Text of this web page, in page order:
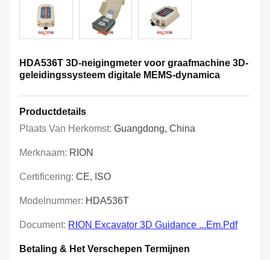
HDA536T 3D-neigingmeter voor graafmachine 3D-
geleidingssysteem digitale MEMS-dynamica
Productdetails
Plaats Van Herkomst: Guangdong, China
Merknaam: RION
Certificering: CE, ISO
Modelnummer: HDA536T
Document: RION Excavator 3D Guidance ...em.pdf
Betaling & Het Verschepen Termijnen